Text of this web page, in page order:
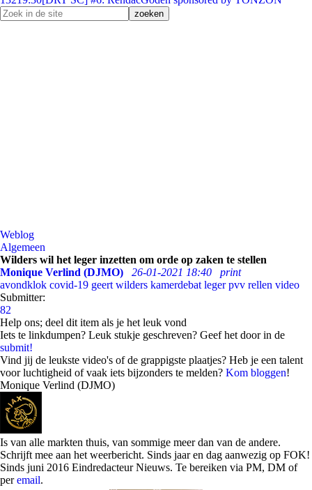
Weblog
Algemeen
Wilders wil het leger inzetten om orde op zaken te stellen
Monique Verlind (DJMO)
26-01-2021 18:40
print
avondklok covid-19 geert wilders kamerdebat leger pvv rellen video
Submitter:
82
Help ons; deel dit item als je het leuk vond
Iets te linkdumpen? Leuk stukje geschreven? Geef het door in de
submit!
Vind jij de leukste video's of de grappigste plaatjes? Heb je een talent
voor luchtigheid of vaak iets bijzonders te melden? Kom bloggen!
Monique Verlind (DJMO)
Is van alle markten thuis, van sommige meer dan van de andere.
Schrijft mee aan het weerbericht. Sinds jaar en dag aanwezig op FOK!
Sinds juni 2016 Eindredacteur Nieuws. Te bereiken via PM, DM of
peremail.